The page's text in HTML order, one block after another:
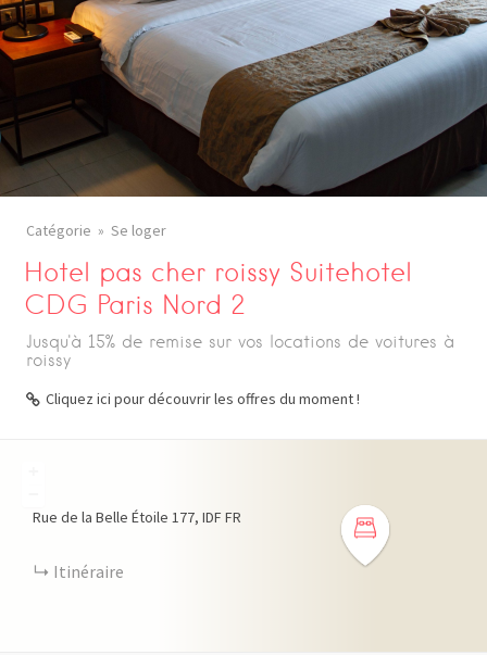
Catégorie Se loger
Hotel pas cher roissy Suitehotel
CDG Paris Nord 2
Jusqu'à 15% de remise sur vos locations de voitures à
roissy
Cliquez ici pour découvrir les offres du moment !
Rue de la Belle Étoile 177 IDF FR
Itinéraire